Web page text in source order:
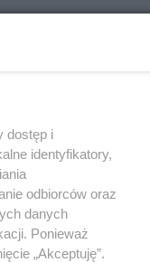
i
Lazarevej
7 sierpnia
Miejska
filia nr 54
dostęp i
identyfikatory,
odbiorców oraz
danych
Ponieważ
„Akceptuję”.